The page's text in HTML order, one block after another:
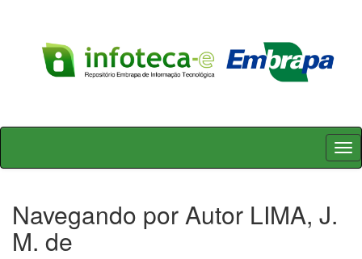
Skip
Navegando por Autor LIMA, J.
M. de